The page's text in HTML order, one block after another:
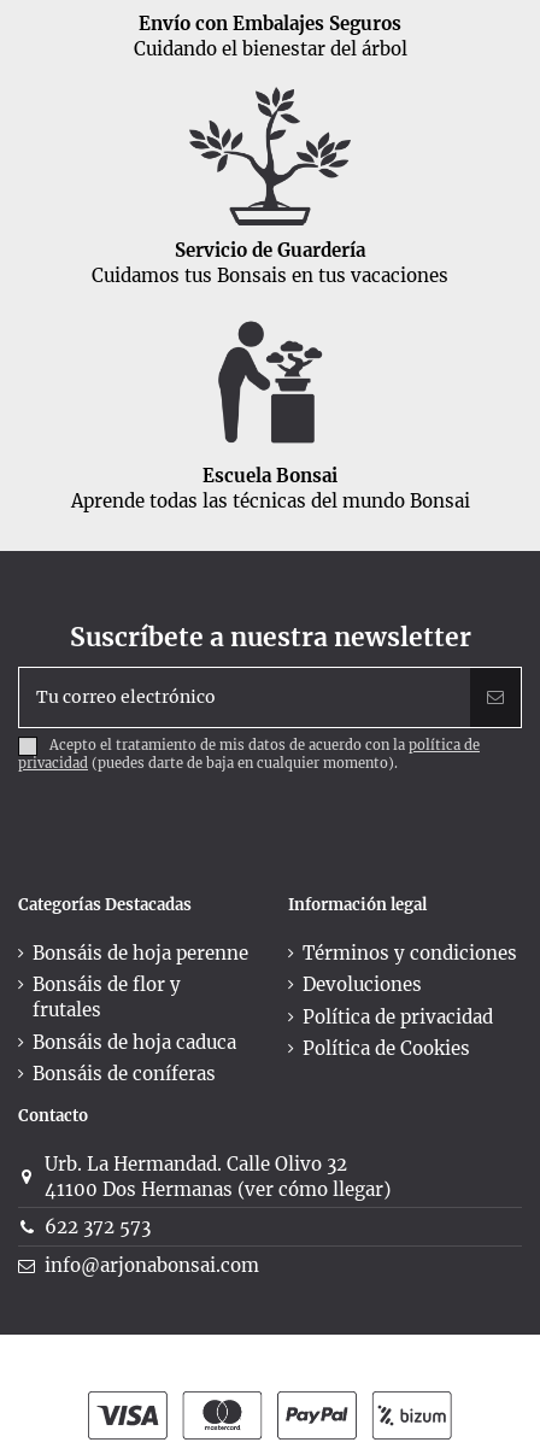
Envío con Embalajes Seguros
Cuidando el bienestar del árbol
Servicio de Guardería
Cuidamos tus Bonsais en tus vacaciones
Escuela Bonsai
Aprende todas las técnicas del mundo Bonsai
Suscríbete a nuestra newsletter
Acepto el tratamiento de mis datos de acuerdo con la política de
privacidad (puedes darte de baja en cualquier momento).
Categorías Destacadas
Bonsáis de hoja perenne
Bonsáis de flor y
frutales
Bonsáis de hoja caduca
Bonsáis de coníferas
Información legal
Términos y condiciones
Devoluciones
Política de privacidad
Política de Cookies
Contacto
Urb. La Hermandad. Calle Olivo 32
41100 Dos Hermanas (ver cómo llegar)
622 372 573
info@arjonabonsai.com